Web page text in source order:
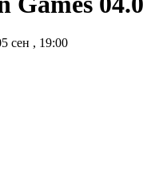
сен , 19:00